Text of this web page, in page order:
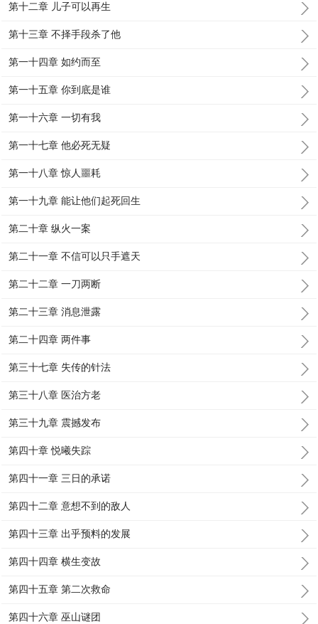
第十二章 儿子可以再生
第十三章 不择手段杀了他
第一十四章 如约而至
第一十五章 你到底是谁
第一十六章 一切有我
第一十七章 他必死无疑
第一十八章 惊人噩耗
第一十九章 能让他们起死回生
第二十章 纵火一案
第二十一章 不信可以只手遮天
第二十二章 一刀两断
第二十三章 消息泄露
第二十四章 两件事
第三十七章 失传的针法
第三十八章 医治方老
第三十九章 震撼发布
第四十章 悦曦失踪
第四十一章 三日的承诺
第四十二章 意想不到的敌人
第四十三章 出乎预料的发展
第四十四章 横生变故
第四十五章 第二次救命
第四十六章 巫山谜团